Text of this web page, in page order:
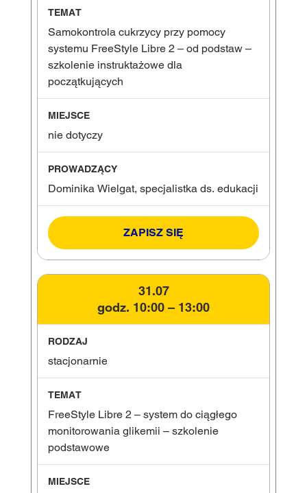
Samokontrola cukrzycy przy pomocy
systemu FreeStyle Libre 2 – od podstaw –
szkolenie instruktażowe dla
początkujących
nie dotyczy
Dominika Wielgat, specjalistka ds. edukacji
ZAPISZ SIĘ
31.07
godz. 10:00 – 13:00
stacjonarnie
FreeStyle Libre 2 – system do ciągłego
monitorowania glikemii – szkolenie
podstawowe